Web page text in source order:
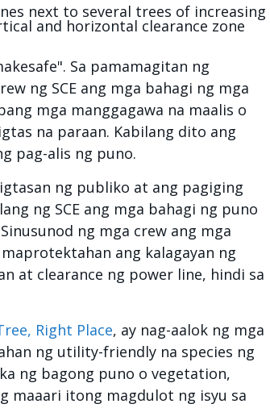
Sa pamamagitan ng
ng SCE ang mga bahagi ng mga
mga manggagawa na maalis o
na paraan. Kabilang dito ang
pag-alis ng puno.
ng publiko at ang pagiging
ng SCE ang mga bahagi ng puno
ng mga crew ang mga
ang kalagayan ng
at clearance ng power line, hindi sa
Right Place, ay nag-aalok ng mga
ng utility-friendly na species ng
ng bagong puno o vegetation,
maaari itong magdulot ng isyu sa